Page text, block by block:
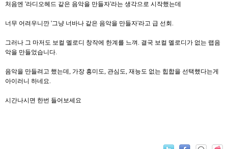
처음엔 '라디오헤드 같은 음악을 만들자'라는 생각으로 시작했는데
너무 어려우니깐 '그냥 너바나 같은 음악을 만들자'라고 급 선회.
그러나 그 마저도 보컬 멜로디 창작에 한계를 느껴. 결국 보컬 멜로디가 없는 랩음
악을 만들었습니다.
음악을 만들려고 했는데, 가장 흥미도, 관심도, 재능도 없는 힙합을 선택했다는게
아이러니 하네요.
시간나시면 한번 들어보세요